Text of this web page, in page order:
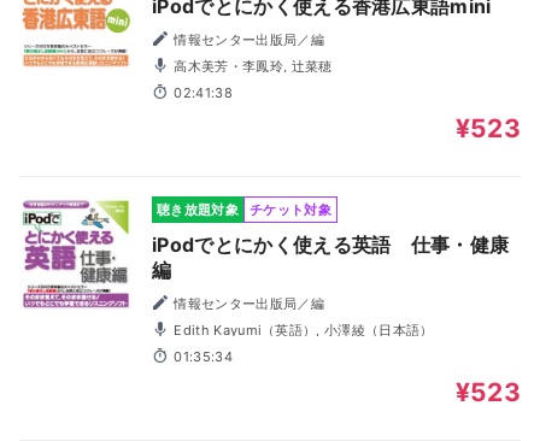
iPodでとにかく使える香港広東語mini
情報センター出版局／編
高木美芳・李鳳玲, 辻菜穂
02:41:38
¥523
聴き放題対象 チケット対象
iPodでとにかく使える英語 仕事・健康
編
情報センター出版局／編
Edith Kayumi（英語）, 小澤綾（日本語）
01:35:34
¥523